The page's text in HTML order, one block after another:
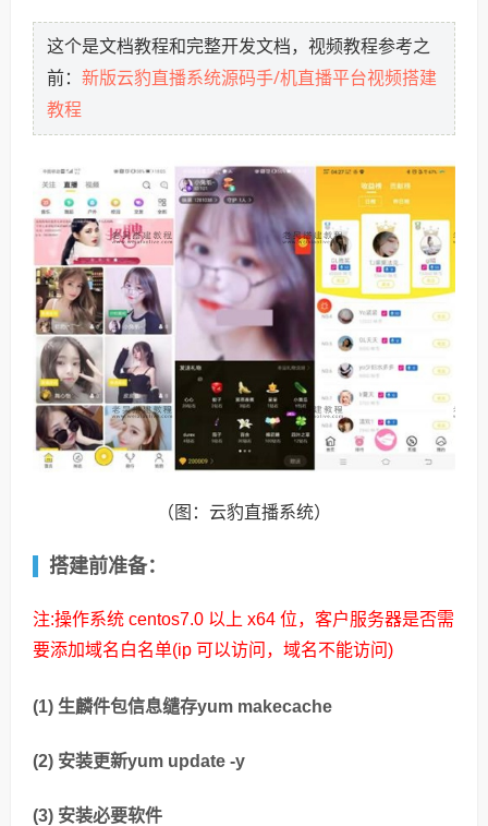
这个是文档教程和完整开发文档，视频教程参考之
前： 新版云豹直播系统源码手/机直播平台视频搭建
教程
（图：云豹直播系统）
搭建前准备：
注:操作系统 centos7.0 以上 x64 位，客户服务器是否需
要添加域名白名单(ip 可以访问，域名不能访问)
(1) 生麟件包信息缱存yum makecache
(2) 安装更新yum update -y
(3) 安装必要软件